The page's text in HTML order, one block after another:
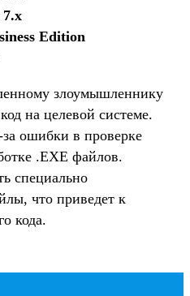
Edition
злоумышленнику
на целевой системе.
за ошибки в проверке
.EXE файлов.
специально
что приведет к
кода.